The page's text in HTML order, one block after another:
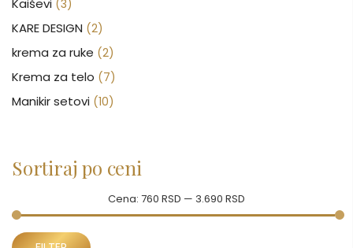
Kaiševi (3)
KARE DESIGN (2)
krema za ruke (2)
Krema za telo (7)
Manikir setovi (10)
Nega lica (88)
Neseseri
Sortiraj po ceni
Cena: 760 RSD — 3.690 RSD